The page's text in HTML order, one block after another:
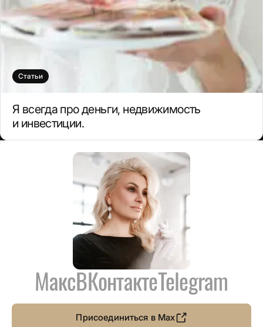
Статьи
Я всегда про деньги, недвижимость
и инвестиции.
МаксВКонтактеTelegram
Присоединиться в Max